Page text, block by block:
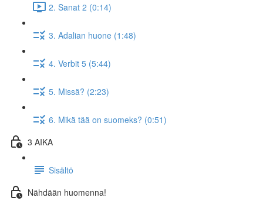
2. Sanat 2 (0:14)
3. Adalian huone (1:48)
4. Verbit 5 (5:44)
5. Missä? (2:23)
6. Mikä tää on suomeks? (0:51)
3 AIKA
Sisältö
Nähdään huomenna!